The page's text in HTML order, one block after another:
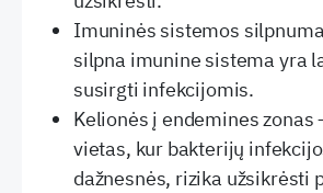
Imuninės sistemos
silpna imunine sistema yra
susirgti infekcijomis.
Kelionės į endemines zonas
vietas, kur bakterijų
dažnesnės, rizika užsikrėsti